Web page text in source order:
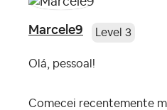
Marcele9 Level 3
Olá, pessoal!
Comecei recentemente